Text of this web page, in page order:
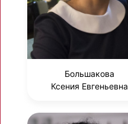
Большакова
Ксения Евгеньевна